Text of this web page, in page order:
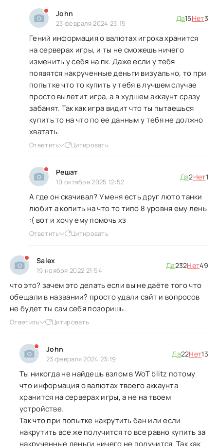
John
23 февраля 2024 23:15
Да15Нет3
Гений информация о валютах игрока хранится
на серверах игры, и ты не сможешь ничего
изменить у себя на пк. Даже если у тебя
появятся накрученные деньги визуально, то при
попытке что то купить у тебя в лучшем случае
просто вылетит игра, а в худшем аккаунт сразу
забанят. Так как игра видит что ты пытаешься
купить то на что по ее данным у тебя не должно
хватать.
Ответить Цитировать
Решат
10 октября 2025 12:52
Да2Нет1
А где он скачивал? У меня есть друг люто танки
любит а копить на что то типо 8 уровня ему лень
:( вот и хочу ему помочь хз
Ответить Цитировать
Salex
19 ноября 2022 21:54
Да232Нет49
что это? зачем это делать если вы не даёте того что
обещали в названии? просто удали сайт и вопросов
не будет ты сам себя позоришь.
Ответить Цитировать
John
23 февраля 2024 23:19
Да22Нет13
Ты никогда не найдешь взлом в WoT blitz потому
что информация о валютах твоего аккаунта
хранится на серверах игры, а не на твоем
устройстве.
Так что при попытке накрутить бан или если
накрутить все же получится то все равно купить за
накрученные деньги ничего не получится. Так как